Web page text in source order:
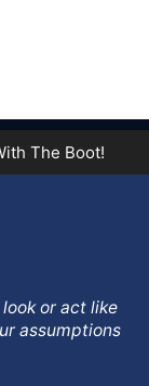
The Boot!
or act like
assumptions